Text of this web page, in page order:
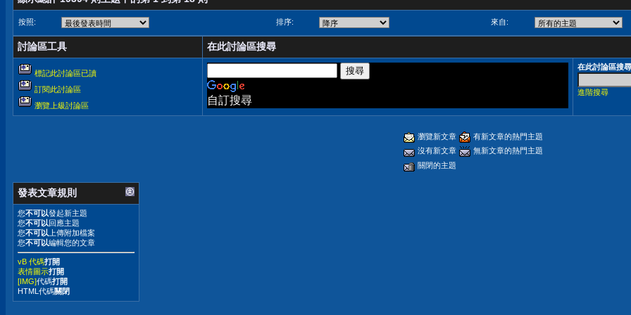
按照: 排序: 來自:
討論區工具 在此討論區搜尋
標記此討論區已讀
訂閱此討論區
瀏覽上級討論區
自訂搜尋
在此討論區搜尋
進階搜尋
瀏覽新文章
有新文章的熱門主題
沒有新文章
無新文章的熱門主題
關閉的主題
發表文章規則
您不可以發起新主題
您不可以回應主題
您不可以 上傳附加檔案
您不可以編輯您的文章
vB 代碼打開
表情圖示打開
[IMG]代碼打開
HTML代碼關閉